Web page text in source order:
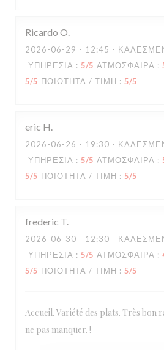
Ricardo O
2026-06-29 - 12:45 -
ΥΠΗΡΕΣΊΑ : 5/5 ΑΤΜΌΣΦΑΙΡΑ :
5/5 ΠΟΙΌΤΗΤΑ / ΤΙΜΉ : 5/5
eric H
2026-06-26 - 19:30 -
ΥΠΗΡΕΣΊΑ : 5/5 ΑΤΜΌΣΦΑΙΡΑ :
5/5 ΠΟΙΌΤΗΤΑ / ΤΙΜΉ : 5/5
frederic T
2026-06-30 - 12:30 -
ΥΠΗΡΕΣΊΑ : 5/5 ΑΤΜΌΣΦΑΙΡΑ :
5/5 ΠΟΙΌΤΗΤΑ / ΤΙΜΉ : 5/5
Accueil. Variété des plats. Très
ne pas manquer. !